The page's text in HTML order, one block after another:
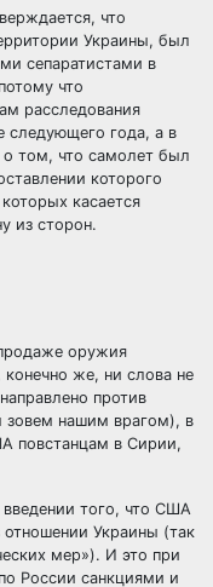
что
Украины, был
сепаратистами в
что
расследования
следующего года, а в
о том, что самолет был
которого
касается
из сторон.
оружия
же, ни слова не
против
зовем нашим врагом), в
повстанцам в Сирии,
введении того, что США
Украины (так
мер»). И это при
России санкциями и